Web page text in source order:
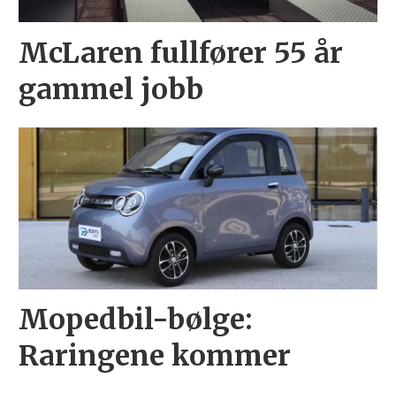
McLaren fullfører 55 år
gammel jobb
Mopedbil-bølge:
Raringene kommer